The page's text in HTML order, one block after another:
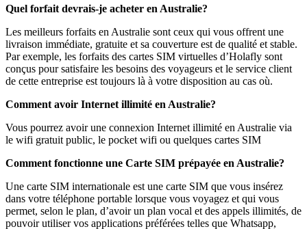
Quel forfait devrais-je acheter en Australie?
Les meilleurs forfaits en Australie sont ceux qui vous offrent une
livraison immédiate, gratuite et sa couverture est de qualité et stable.
Par exemple, les forfaits des cartes SIM virtuelles d’Holafly sont
conçus pour satisfaire les besoins des voyageurs et le service client
de cette entreprise est toujours là à votre disposition au cas où.
Comment avoir Internet illimité en Australie?
Vous pourrez avoir une connexion Internet illimité en Australie via
le wifi gratuit public, le pocket wifi ou quelques cartes SIM
Comment fonctionne une Carte SIM prépayée en Australie?
Une carte SIM internationale est une carte SIM que vous insérez
dans votre téléphone portable lorsque vous voyagez et qui vous
permet, selon le plan, d’avoir un plan vocal et des appels illimités, de
pouvoir utiliser vos applications préférées telles que Whatsapp,